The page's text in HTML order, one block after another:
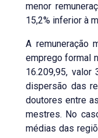
menor
15,2% inferior à
A remuneração
emprego formal
16.209,95, valor
dispersão das
doutores entre
mestres. No
médias das